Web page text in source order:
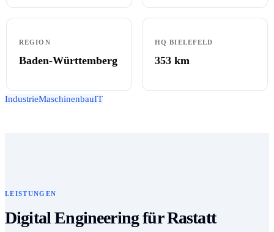
REGION
Baden-Württemberg
HQ BIELEFELD
353 km
IndustrieMaschinenbauIT
LEISTUNGEN
Digital Engineering für Rastatt